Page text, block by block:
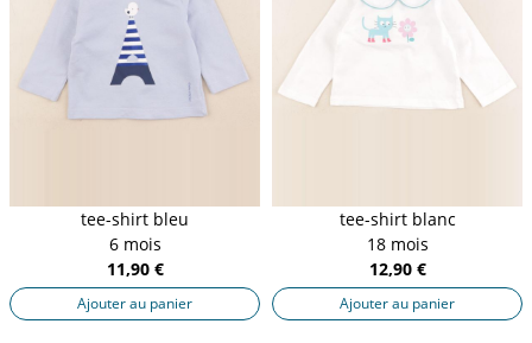
tee-shirt bleu
6 mois
11,90 €
Ajouter au panier
tee-shirt blanc
18 mois
12,90 €
Ajouter au panier